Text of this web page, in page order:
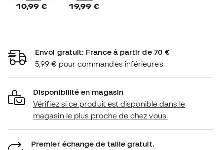
10,99 € 19,99 €
Envoi gratuit: France à partir de 70 €
5,99 € pour commandes inférieures
Disponibilité en magasin
Vérifiez si ce produit est disponible dans le
magasin le plus proche de chez vous.
Premier échange de taille gratuit.